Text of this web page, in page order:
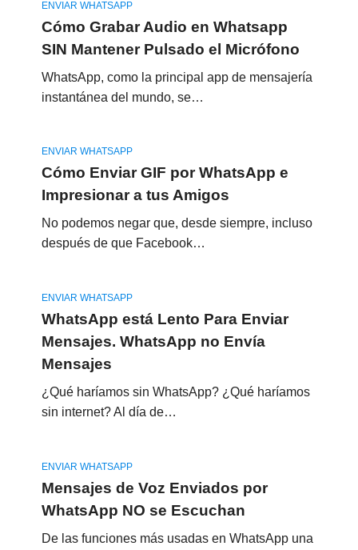
ENVIAR WHATSAPP
Cómo Grabar Audio en Whatsapp
SIN Mantener Pulsado el Micrófono
WhatsApp, como la principal app de mensajería
instantánea del mundo, se…
ENVIAR WHATSAPP
Cómo Enviar GIF por WhatsApp e
Impresionar a tus Amigos
No podemos negar que, desde siempre, incluso
después de que Facebook…
ENVIAR WHATSAPP
WhatsApp está Lento Para Enviar
Mensajes. WhatsApp no Envía
Mensajes
¿Qué haríamos sin WhatsApp? ¿Qué haríamos
sin internet? Al día de…
ENVIAR WHATSAPP
Mensajes de Voz Enviados por
WhatsApp NO se Escuchan
De las funciones más usadas en WhatsApp una